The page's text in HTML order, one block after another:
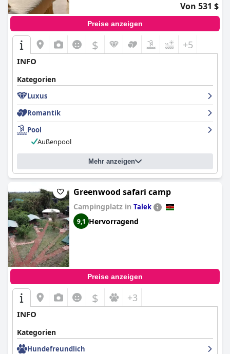
Von 531 $
Preise anzeigen
$ +5
INFO
Kategorien
Luxus
Romantik
Pool
Außenpool
Mehr anzeigen
Greenwood safari camp
Campingplatz in Talek
9,1 Hervorragend
Preise anzeigen
$ +3
INFO
Kategorien
Hundefreundlich